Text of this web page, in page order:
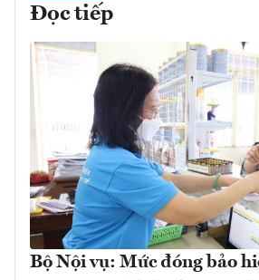
Đọc tiếp
Bộ Nội vụ: Mức đóng bảo